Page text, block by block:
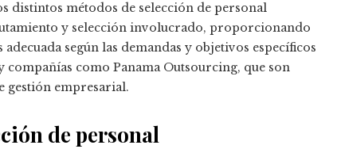
distintos métodos de selección de personal
y selección involucrado, proporcionando
según las demandas y objetivos específicos
compañías como Panama Outsourcing, que son
gestión empresarial.
de personal